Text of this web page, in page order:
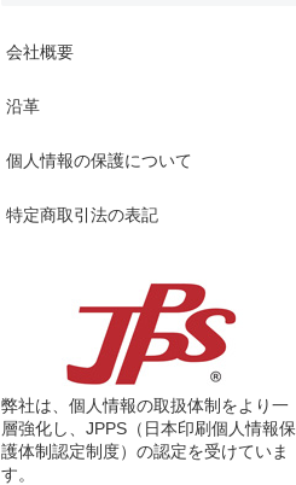
会社概要
沿革
個人情報の保護について
特定商取引法の表記
弊社は、個人情報の取扱体制をより一
層強化し、JPPS（日本印刷個人情報保
護体制認定制度）の認定を受けていま
す。